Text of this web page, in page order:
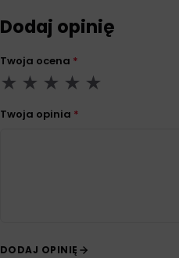
Dodaj opinię
Twoja ocena *
Twoja opinia *
DODAJ OPINIĘ